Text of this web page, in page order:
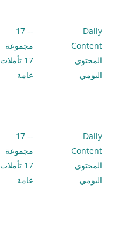
Daily
Content
المحتوى
اليومي
-- 17
مجموعة
17 تأملات
عامة
Daily
Content
المحتوى
اليومي
-- 17
مجموعة
17 تأملات
عامة